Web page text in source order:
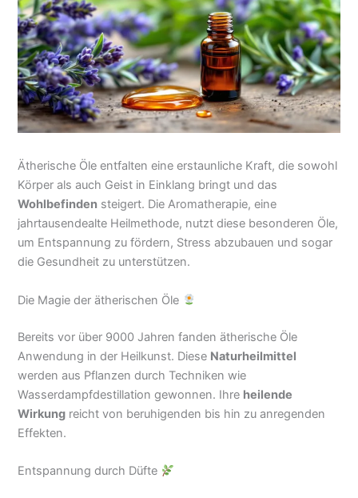
Ätherische Öle entfalten eine erstaunliche Kraft, die sowohl
Körper als auch Geist in Einklang bringt und das
Wohlbefinden steigert. Die Aromatherapie, eine
jahrtausendealte Heilmethode, nutzt diese besonderen Öle,
um Entspannung zu fördern, Stress abzubauen und sogar
die Gesundheit zu unterstützen.
Die Magie der ätherischen Öle
Bereits vor über 9000 Jahren fanden ätherische Öle
Anwendung in der Heilkunst. Diese Naturheilmittel
werden aus Pflanzen durch Techniken wie
Wasserdampfdestillation gewonnen. Ihre heilende
Wirkung reicht von beruhigenden bis hin zu anregenden
Effekten.
Entspannung durch Düfte